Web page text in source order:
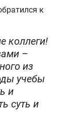
к
коллеги!
–
из
учебы
и
суть и